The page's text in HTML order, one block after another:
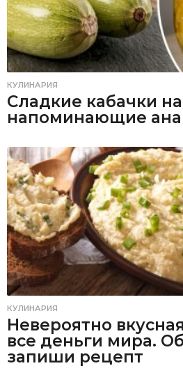
КУЛИНАРИЯ
Сладкие кабачки
напоминающие
КУЛИНАРИЯ
Невероятно
все деньги мира.
запиши рецепт